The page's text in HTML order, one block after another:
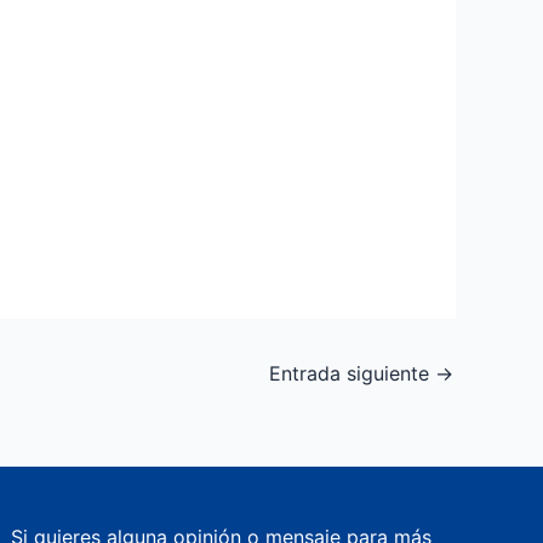
Entrada siguiente →
Si quieres alguna opinión o mensaje para más